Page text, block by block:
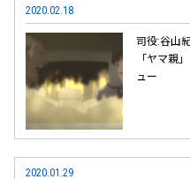
2020.02.18
司役:谷山
「ヤマ親
ュー
2020.01.29